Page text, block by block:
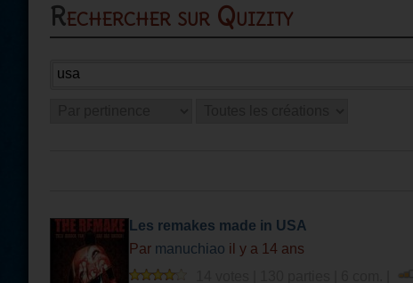
Rechercher sur Quizity
Les remakes made in USA
Par manuchiao il y a 14 ans